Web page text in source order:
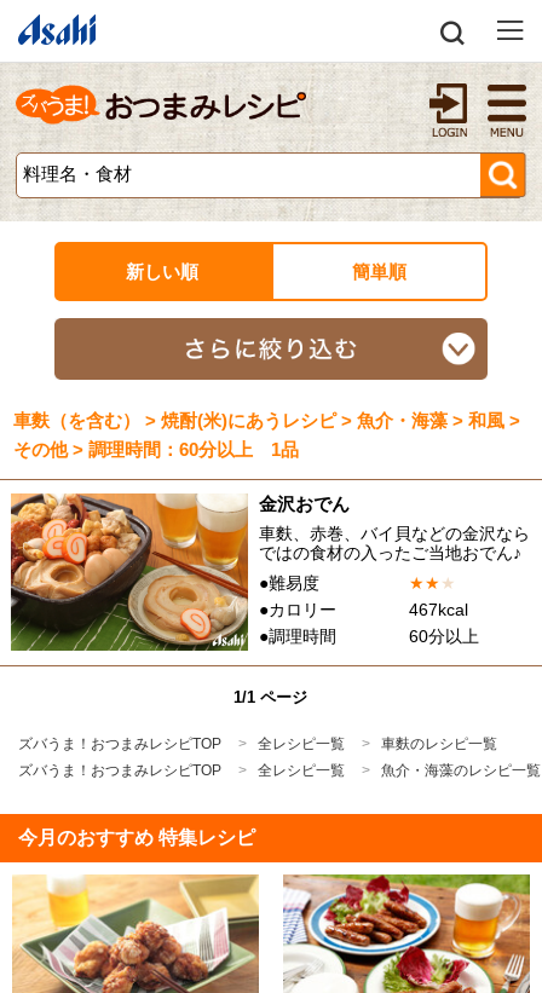
新しい順 簡単順
車麩（を含む） > 焼酎(米)にあうレシピ > 魚介・海藻 > 和風 >
その他 > 調理時間：60分以上 1品
金沢おでん
車麩、赤巻、バイ貝などの金沢なら
ではの食材の入ったご当地おでん♪
●難易度
★★★
●カロリー
467kcal
●調理時間
60分以上
1/1 ページ
ズバうま！おつまみレシピTOP 全レシピ一覧
車麩のレシピ一覧
ズバうま！おつまみレシピTOP
全レシピ一覧 魚介・海藻のレシピ一覧
今月のおすすめ 特集レシピ